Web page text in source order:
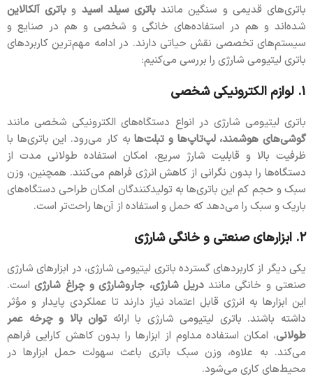
باتری‌های قدیمی و سنگین مانند باتری سیلد اسید و باتری آلکالاین
شده‌اند و هم در استفاده‌های خانگی و شخصی و هم در صنایع و
سیستم‌های تخصصی نقش حیاتی دارند. در ادامه مهم‌ترین کاربردهای
باتری لیتیومی شارژی را بررسی می‌کنیم:
۱. لوازم الکترونیکی شخصی
باتری لیتیومی شارژی در انواع دستگاه‌های الکترونیکی شخصی مانند
گوشی‌های هوشمند، لپ‌تاپ‌ها و تبلت‌هابه کار می‌رود. این باتری‌ها با
ظرفیت بالا و قابلیت شارژ سریع، امکان استفاده طولانی مدت از
دستگاه‌ها را بدون نگرانی از کاهش انرژی فراهم می‌کنند. همچنین، وزن
سبک و حجم کم این باتری‌ها به تولیدکنندگان امکان طراحی دستگاه‌های
باریک و سبک را می‌دهد که حمل و استفاده از آن‌ها راحت‌تر است.
۲. ابزارهای صنعتی و خانگی شارژی
یکی دیگر از کاربردهای گسترده باتری لیتیومی شارژی، در ابزارهای شارژی
صنعتی و خانگی ماننددریل شارژی، جاروشارژی و چراغ شارژیاست.
این ابزارها به انرژی قابل اعتماد نیاز دارند تا عملکردی پایدار و مؤثر
داشته باشند. باتری لیتیومی شارژی با ارائه توان بالا و چرخه عمر
طولانی، امکان استفاده مداوم از ابزارها را بدون کاهش کارایی فراهم
می‌کند. به علاوه، وزن سبک باتری باعث سهولت حمل ابزارها در
محیط‌های کاری می‌شود.